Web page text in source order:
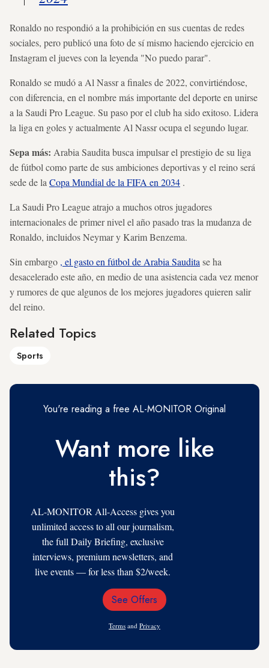
Ronaldo no respondió a la prohibición en sus cuentas de redes
sociales, pero publicó una foto de sí mismo haciendo ejercicio en
Instagram el jueves con la leyenda "No puedo parar".
Ronaldo se mudó a Al Nassr a finales de 2022, convirtiéndose,
con diferencia, en el nombre más importante del deporte en unirse
a la Saudi Pro League. Su paso por el club ha sido exitoso. Lidera
la liga en goles y actualmente Al Nassr ocupa el segundo lugar.
Sepa más: Arabia Saudita busca impulsar el prestigio de su liga
de fútbol como parte de sus ambiciones deportivas y el reino será
sede de la Copa Mundial de la FIFA en 2034 .
La Saudi Pro League atrajo a muchos otros jugadores
internacionales de primer nivel el año pasado tras la mudanza de
Ronaldo, incluidos Neymar y Karim Benzema.
Sin embargo , el gasto en fútbol de Arabia Saudita se ha
desacelerado este año, en medio de una asistencia cada vez menor
y rumores de que algunos de los mejores jugadores quieren salir
del reino.
Related Topics
Sports
You're reading a free AL-MONITOR Original
Want more like
this?
AL-MONITOR All-Access gives you
unlimited access to all our journalism,
the full Daily Briefing, exclusive
interviews, premium newsletters, and
live events — for less than $2/week.
Email
See Offers
Terms and Privacy